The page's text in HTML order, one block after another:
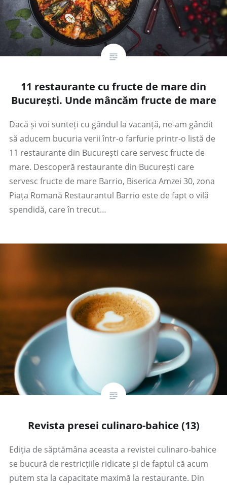
11 restaurante cu fructe de mare din
București. Unde mâncăm fructe de mare
Dacă și voi sunteți cu gândul la vacanță, ne-am gândit
să aducem bucuria verii într-o farfurie printr-o listă de
11 restaurante din București care servesc fructe de
mare. Descoperă restaurante din București care
servesc fructe de mare Barrio, Biserica Amzei 30, zona
Piața Romană Restaurantul Barrio este de fapt o vilă
spendidă, care în trecut…
Revista presei culinaro-bahice (13)
Ediția de săptămâna aceasta a revistei culinaro-bahice
se bucură de restricțiile ridicate și de faptul că acum
putem sta la capacitate maximă la restaurante. Din